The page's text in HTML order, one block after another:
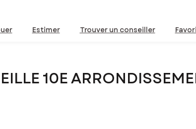
Estimer Trouver un conseiller
10E